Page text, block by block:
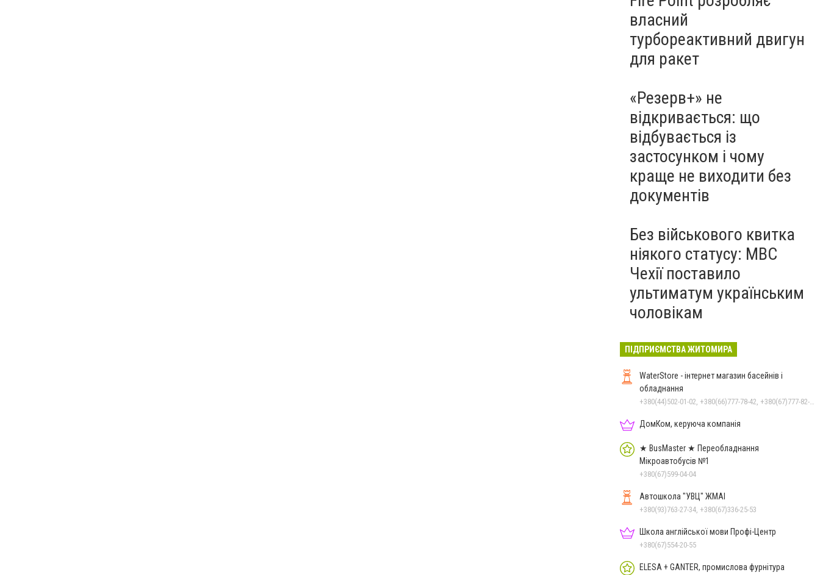
власний
турбореактивний двигун
для ракет
«Резерв+» не
відкривається: що
відбувається із
застосунком і чому
краще не виходити без
документів
Без військового квитка
ніякого статусу: МВС
Чехії поставило
ультиматум українським
чоловікам
ПІДПРИЄМСТВА ЖИТОМИРА
WaterStore - інтернет магазин басейнів і
обладнання
+380(44)502-01-02, +380(66)777-78-42, +380(67)777-82-19, +380(67)890-80-80, +380(73)890-80-80, +380(44)502-01-03
ДомКом, керуюча компанія
★ BusMaster ★ Переобладнання
Мікроавтобусів №1
+380(67)599-04-04
Автошкола "УВЦ" ЖМАІ
+380(93)763-27-34, +380(67)336-25-53
Школа англійської мови Профі-Центр
+380(67)554-20-55
ELESA + GANTER, промислова фурнітура